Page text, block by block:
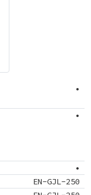
•
•
•
EN-GJL-250